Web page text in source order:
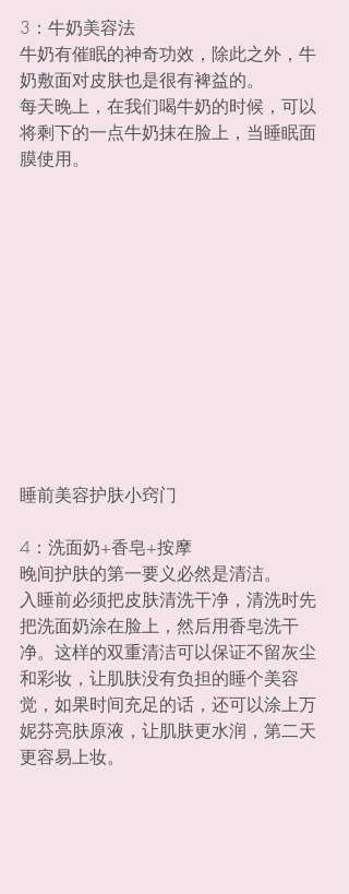
3：牛奶美容法
牛奶有催眠的神奇功效，除此之外，牛
奶敷面对皮肤也是很有裨益的。
每天晚上，在我们喝牛奶的时候，可以
将剩下的一点牛奶抹在脸上，当睡眠面
膜使用。
睡前美容护肤小窍门
4：洗面奶+香皂+按摩
晚间护肤的第一要义必然是清洁。
入睡前必须把皮肤清洗干净，清洗时先
把洗面奶涂在脸上，然后用香皂洗干
净。这样的双重清洁可以保证不留灰尘
和彩妆，让肌肤没有负担的睡个美容
觉，如果时间充足的话，还可以涂上万
妮芬亮肤原液，让肌肤更水润，第二天
更容易上妆。